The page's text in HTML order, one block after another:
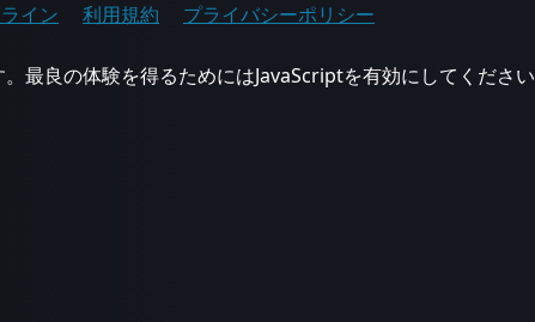
イン 利用規約 プライバシーポリシー
最良の体験を得るためにはJavaScriptを有効にしてください